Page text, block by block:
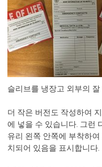
슬리브를 냉장고 외부의
더 작은 버전도 작성하여
에 넣을 수 있습니다. 그런
유리 왼쪽 안쪽에 부착하
치되어 있음을 표시합니다.